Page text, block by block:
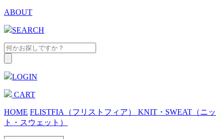
ABOUT
SEARCH
LOGIN
CART
HOME FLISTFIA（フリストフィア） KNIT・SWEAT（ニッ
ト・スウェット）